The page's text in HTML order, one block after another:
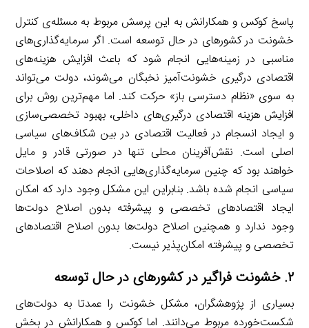
پاسخ کوکس و همکارانش به این پرسش مربوط به مسئله‌ی کنترل
خشونت در کشورهای در حال توسعه است. اگر سرمایه‌گذاری‌های
مناسبی در زمینه‌هایی انجام شود که باعث افزایش هزینه‌های
اقتصادی درگیری خشونت‌آمیز نخبگان می‌شوند، دولت می‌تواند
به سوی «نظام دسترسی باز» حرکت کند. اما مهم‌ترین روش برای
افزایش هزینه اقتصادی درگیری‌های داخلی، بهبود تخصصی‌سازی
و ایجاد انسجام در فعالیت اقتصادی در بین شکاف‌های سیاسی
اصلی است. نقش‌آفرینان محلی تنها در صورتی قادر و مایل
خواهند بود که چنین سرمایه‌گذاری‌هایی انجام دهند که اصلاحات
سیاسی انجام شده باشد. بنابراین این مشکل وجود دارد که امکان
ایجاد اقتصادهای تخصصی و پیشرفته بدون اصلاح دولت‌ها
وجود ندارد و همچنین اصلاح دولت‌ها بدون اصلاح اقتصادهای
تخصصی و پیشرفته امکان‌پذیر نیست.
۲. خشونت فراگیر در کشورهای در حال توسعه
بسیاری از پژوهشگران، مشکل خشونت را عمدتا به دولت‌های
شکست‌خورده مربوط می‌دانند. اما کوکس و همکارانش در بخش